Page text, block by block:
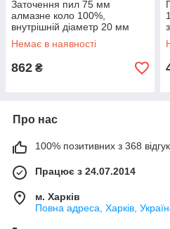
Заточення пил 75 мм
алмазне коло 100%,
внутрішній діаметр 20 мм
Немає в наявності
862 ₴
Про нас
100% позитивних з 368
Працює з 24.07.2014
м. Харків
Повна адреса, Харків,